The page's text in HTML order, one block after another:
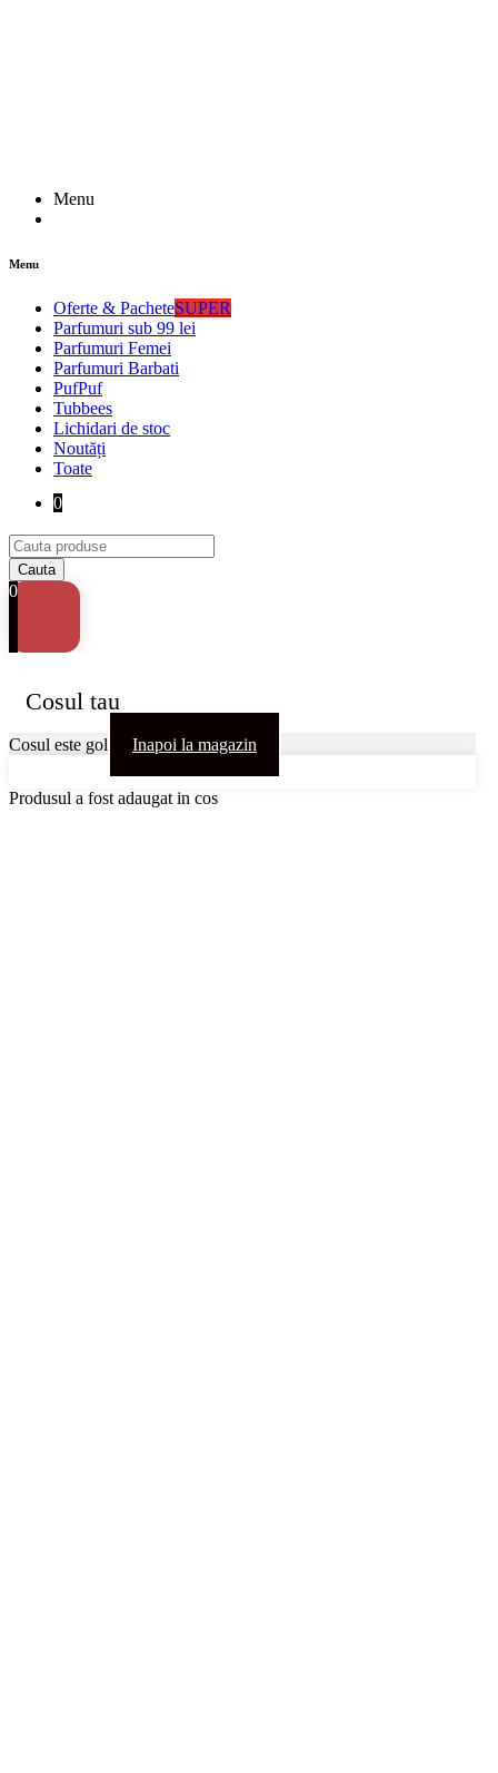
Menu
Menu
Oferte & PacheteSUPER
Parfumuri sub 99 lei
Parfumuri Femei
Parfumuri Barbati
PufPuf
Tubbees
Lichidari de stoc
Noutăți
Toate
0
0
Cosul tau
Cosul este gol Inapoi la magazin
Produsul a fost adaugat in cos